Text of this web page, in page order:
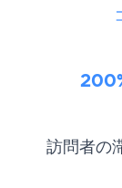
訪問者の